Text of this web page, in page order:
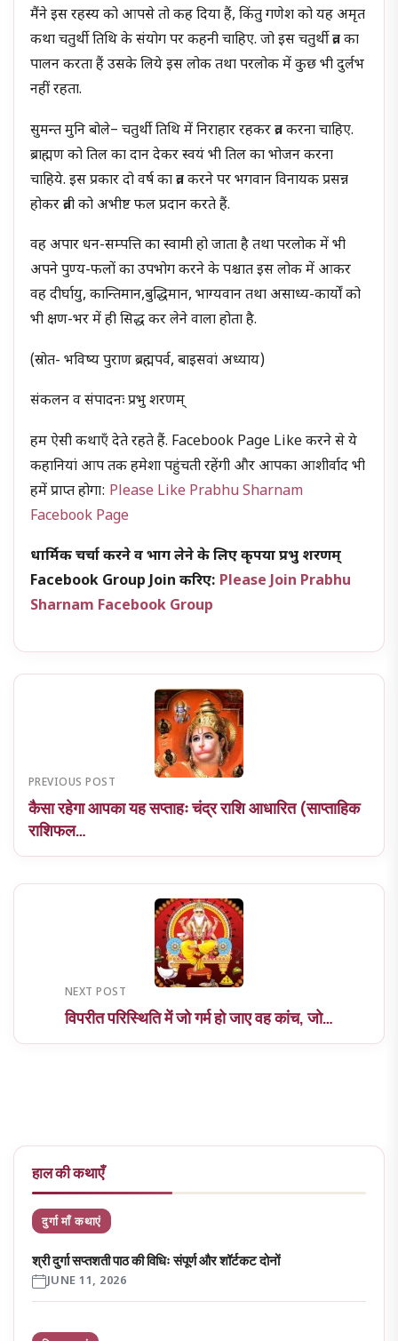
मैंने इस रहस्य को आपसे तो कह दिया हैं, किंतु गणेश को यह अमृत
कथा चतुर्थी तिथि के संयोग पर कहनी चाहिए. जो इस चतुर्थी व्रत का
पालन करता हैं उसके लिये इस लोक तथा परलोक में कुछ भी दुर्लभ
नहीं रहता.
सुमन्त मुनि बोले– चतुर्थी तिथि में निराहार रहकर व्रत करना चाहिए.
ब्राह्मण को तिल का दान देकर स्वयं भी तिल का भोजन करना
चाहिये. इस प्रकार दो वर्ष का व्रत करने पर भगवान विनायक प्रसन्न
होकर व्रती को अभीष्ट फल प्रदान करते हैं.
वह अपार धन-सम्पत्ति का स्वामी हो जाता है तथा परलोक में भी
अपने पुण्य-फलों का उपभोग करने के पश्चात इस लोक में आकर
वह दीर्घायु, कान्तिमान,बुद्धिमान, भाग्यवान तथा असाध्य-कार्यों को
भी क्षण-भर में ही सिद्ध कर लेने वाला होता है.
(स्रोत- भविष्य पुराण ब्रह्मपर्व, बाइसवां अध्याय)
संकलन व संपादनः प्रभु शरणम्
हम ऐसी कथाएँ देते रहते हैं. Facebook Page Like करने से ये
कहानियां आप तक हमेशा पहुंचती रहेंगी और आपका आशीर्वाद भी
हमें प्राप्त होगा: Please Like Prabhu Sharnam
Facebook Page
धार्मिक चर्चा करने व भाग लेने के लिए कृपया प्रभु शरणम्
Facebook Group Join करिए: Please Join Prabhu
Sharnam Facebook Group
PREVIOUS POST
कैसा रहेगा आपका यह सप्ताहः चंद्र राशि आधारित (साप्ताहिक
राशिफल…
NEXT POST
विपरीत परिस्थिति में जो गर्म हो जाए वह कांच, जो…
हाल की कथाएँ
दुर्गा माँ कथाएं
श्री दुर्गा सप्तशती पाठ की विधिः संपूर्ण और शॉर्टकट दोनों
JUNE 11, 2026